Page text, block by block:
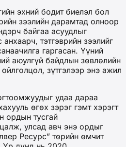
эхний бодит биелэл бол
зээлийн дарамтад олноор
байгаа асуудлыг
тэтгэврийн зээлийг
гаргасан. Үүний
аюулгүй байдлын зөвлөлийн
зүтгэлээр энэ ажил
удаа дараа
өгөх зэрэг гэмт хэрэгт
ордын тусгай
улсад авч энэ ордыг
Ресурс” төрийн өмчит